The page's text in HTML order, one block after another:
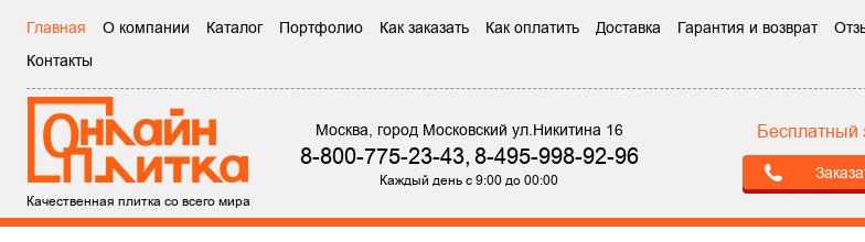
Главная О компании Каталог Портфолио Как заказать Как оплатить Доставка Гарантия и возврат
Контакты
Качественная плитка со всего мира
Москва, город Московский ул.Никитина 16
8-800-775-23-43,8-495-998-92-96
Каждый день с 9:00 до 00:00
Бесплатный